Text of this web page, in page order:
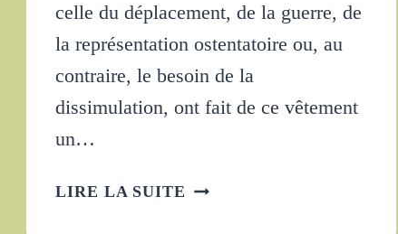
celle du déplacement, de la guerre, de
la représentation ostentatoire ou, au
contraire, le besoin de la
dissimulation, ont fait de ce vêtement
un…
LIRE LA SUITE LE